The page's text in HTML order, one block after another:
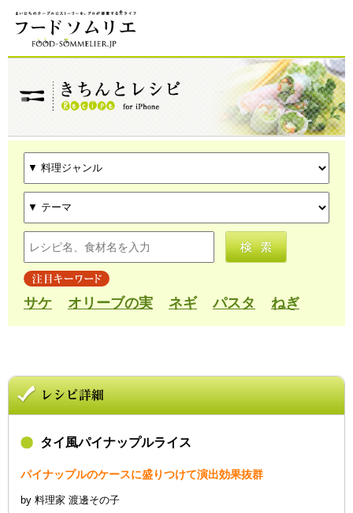
サケ オリーブの実 ネギ パスタ ねぎ
タイ風パイナップルライス
パイナップルのケースに盛りつけて演出効果抜群
by 料理家 渡邊その子